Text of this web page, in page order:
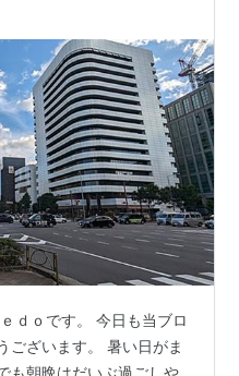
ｄｏです。 今日も当ブロ
ございます。 暑い日がま